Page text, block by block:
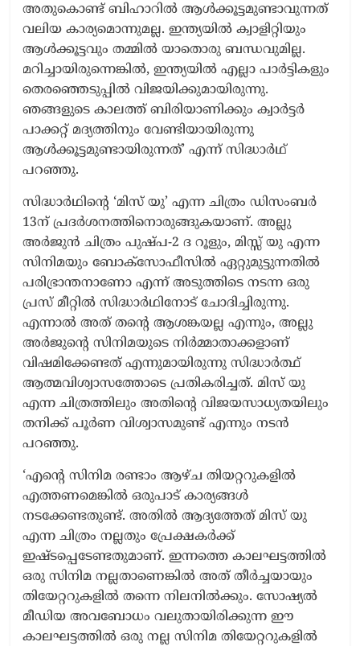
അതുകൊണ്ട് ബിഹാറില്‍ ആള്‍ക്കൂട്ടമുണ്ടാവുന്നത്
വലിയ കാര്യമൊന്നുമല്ല. ഇന്ത്യയില്‍ ക്വാളിറ്റിയും
ആള്‍ക്കൂട്ടവും തമ്മില്‍ യാതൊരു ബന്ധവുമില്ല.
മറിച്ചായിരുന്നെങ്കില്‍, ഇന്ത്യയില്‍ എല്ലാ പാര്‍ട്ടികളും
തെരഞ്ഞെടുപ്പില്‍ വിജയിക്കുമായിരുന്നു.
ഞങ്ങളുടെ കാലത്ത് ബിരിയാണിക്കും ക്വാര്‍ട്ടര്‍
പാക്കറ്റ് മദ്യത്തിനും വേണ്ടിയായിരുന്നു
ആള്‍ക്കൂട്ടമുണ്ടായിരുന്നത്’ എന്ന് സിദ്ധാര്‍ഥ്
പറഞ്ഞു.
സിദ്ധാർഥിന്റെ ‘മിസ് യു’ എന്ന ചിത്രം ഡിസംബർ
13ന് പ്രദർശനത്തിനൊരുങ്ങുകയാണ്. അല്ലു
അർജുൻ ചിത്രം പുഷ്പ-2 ദ റൂളും, മിസ്സ് യു എന്ന
സിനിമയും ബോക്സോഫീസിൽ ഏറ്റുമുട്ടുന്നതിൽ
പരിഭ്രാന്തനാണോ എന്ന് അടുത്തിടെ നടന്ന ഒരു
പ്രസ് മീറ്റിൽ സിദ്ധാർഥിനോട് ചോദിച്ചിരുന്നു.
എന്നാൽ അത് തൻ്റെ ആശങ്കയല്ല എന്നും, അല്ലു
അർജുൻ്റെ സിനിമയുടെ നിർമ്മാതാക്കളാണ്
വിഷമിക്കേണ്ടത് എന്നുമായിരുന്നു സിദ്ധാർത്ഥ്
ആത്മവിശ്വാസത്തോടെ പ്രതികരിച്ചത്. മിസ് യു
എന്ന ചിത്രത്തിലും അതിൻ്റെ വിജയസാധ്യതയിലും
തനിക്ക് പൂർണ വിശ്വാസമുണ്ട് എന്നും നടൻ
പറഞ്ഞു.
‘എൻ്റെ സിനിമ രണ്ടാം ആഴ്‌ച തിയറ്ററുകളിൽ
എത്തണമെങ്കിൽ ഒരുപാട് കാര്യങ്ങൾ
നടക്കേണ്ടതുണ്ട്. അതിൽ ആദ്യത്തേത് മിസ് യു
എന്ന ചിത്രം നല്ലതും പ്രേക്ഷകർക്ക്
ഇഷ്ടപ്പെടേണ്ടതുമാണ്. ഇന്നത്തെ കാലഘട്ടത്തിൽ
ഒരു സിനിമ നല്ലതാണെങ്കിൽ അത് തീർച്ചയായും
തിയേറ്ററുകളിൽ തന്നെ നിലനിൽക്കും. സോഷ്യൽ
മീഡിയ അവബോധം വലുതായിരിക്കുന്ന ഈ
കാലഘട്ടത്തിൽ ഒരു നല്ല സിനിമ തിയേറ്ററുകളിൽ